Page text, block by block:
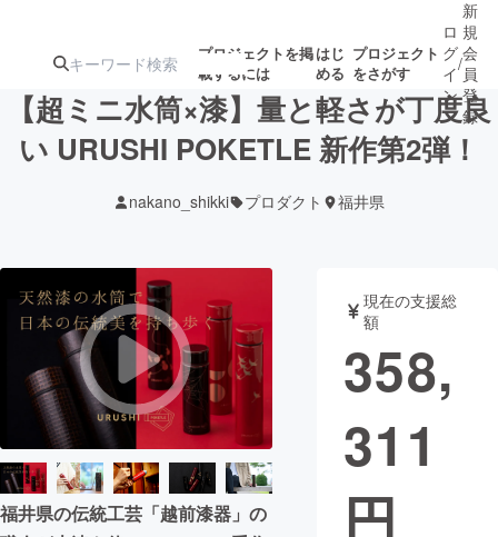
プロジェクトを掲
載するには
はじ
める
プロジェクト
をさがす
ターン
注目の新着プロ
ジェクト
募集終了が近いプ
ロジェクト
アート・写真 音楽
テクノロジー・ガジェット ゲーム・サ
映像・映画
ビジネス・起業
ロ
グ
イ
ン
/
新
規
会
員
登
録
【超ミニ水筒×漆】量と軽さが丁度良
い URUSHI POKETLE 新作第2弾！
nakano_shikki プロダクト 福井県
福井県の伝統工芸「越前漆器」の
現在の支援総
額
358,
311
円